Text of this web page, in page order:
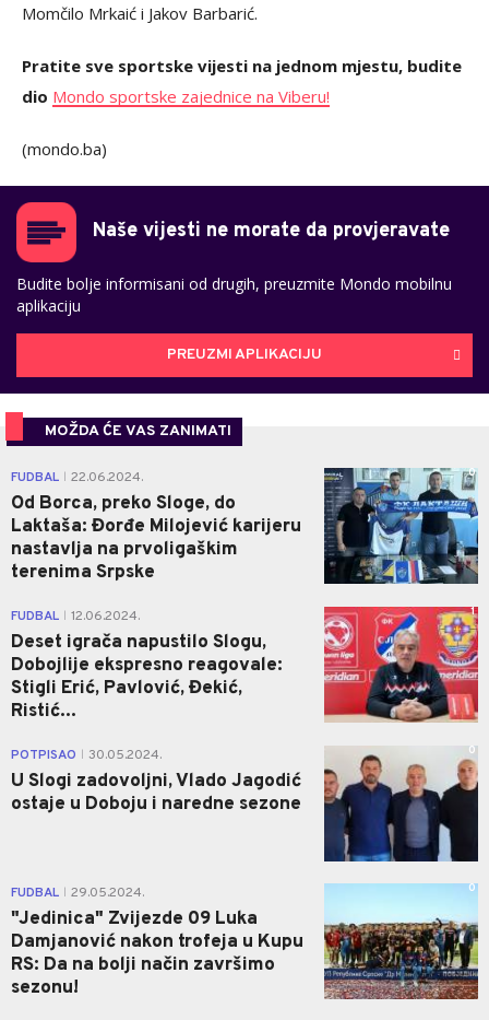
Momčilo Mrkaić i Jakov Barbarić.
Pratite sve sportske vijesti na jednom mjestu, budite
dio Mondo sportske zajednice na Viberu!
(mondo.ba)
Naše vijesti ne morate da provjeravate
Budite bolje informisani od drugih, preuzmite Mondo mobilnu
aplikaciju
PREUZMI APLIKACIJU
MOŽDA ĆE VAS ZANIMATI
FUDBAL 22.06.2024.
Od Borca, preko Sloge, do
Laktaša: Đorđe Milojević karijeru
nastavlja na prvoligaškim
terenima Srpske
0
FUDBAL 12.06.2024.
Deset igrača napustilo Slogu,
Dobojlije ekspresno reagovale:
Stigli Erić, Pavlović, Đekić,
Ristić...
1
POTPISAO 30.05.2024.
U Slogi zadovoljni, Vlado Jagodić
ostaje u Doboju i naredne sezone
0
FUDBAL 29.05.2024.
"Jedinica" Zvijezde 09 Luka
Damjanović nakon trofeja u Kupu
RS: Da na bolji način završimo
sezonu!
0